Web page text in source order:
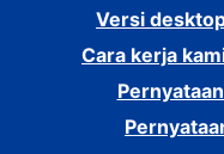
Versi
Cara kerja